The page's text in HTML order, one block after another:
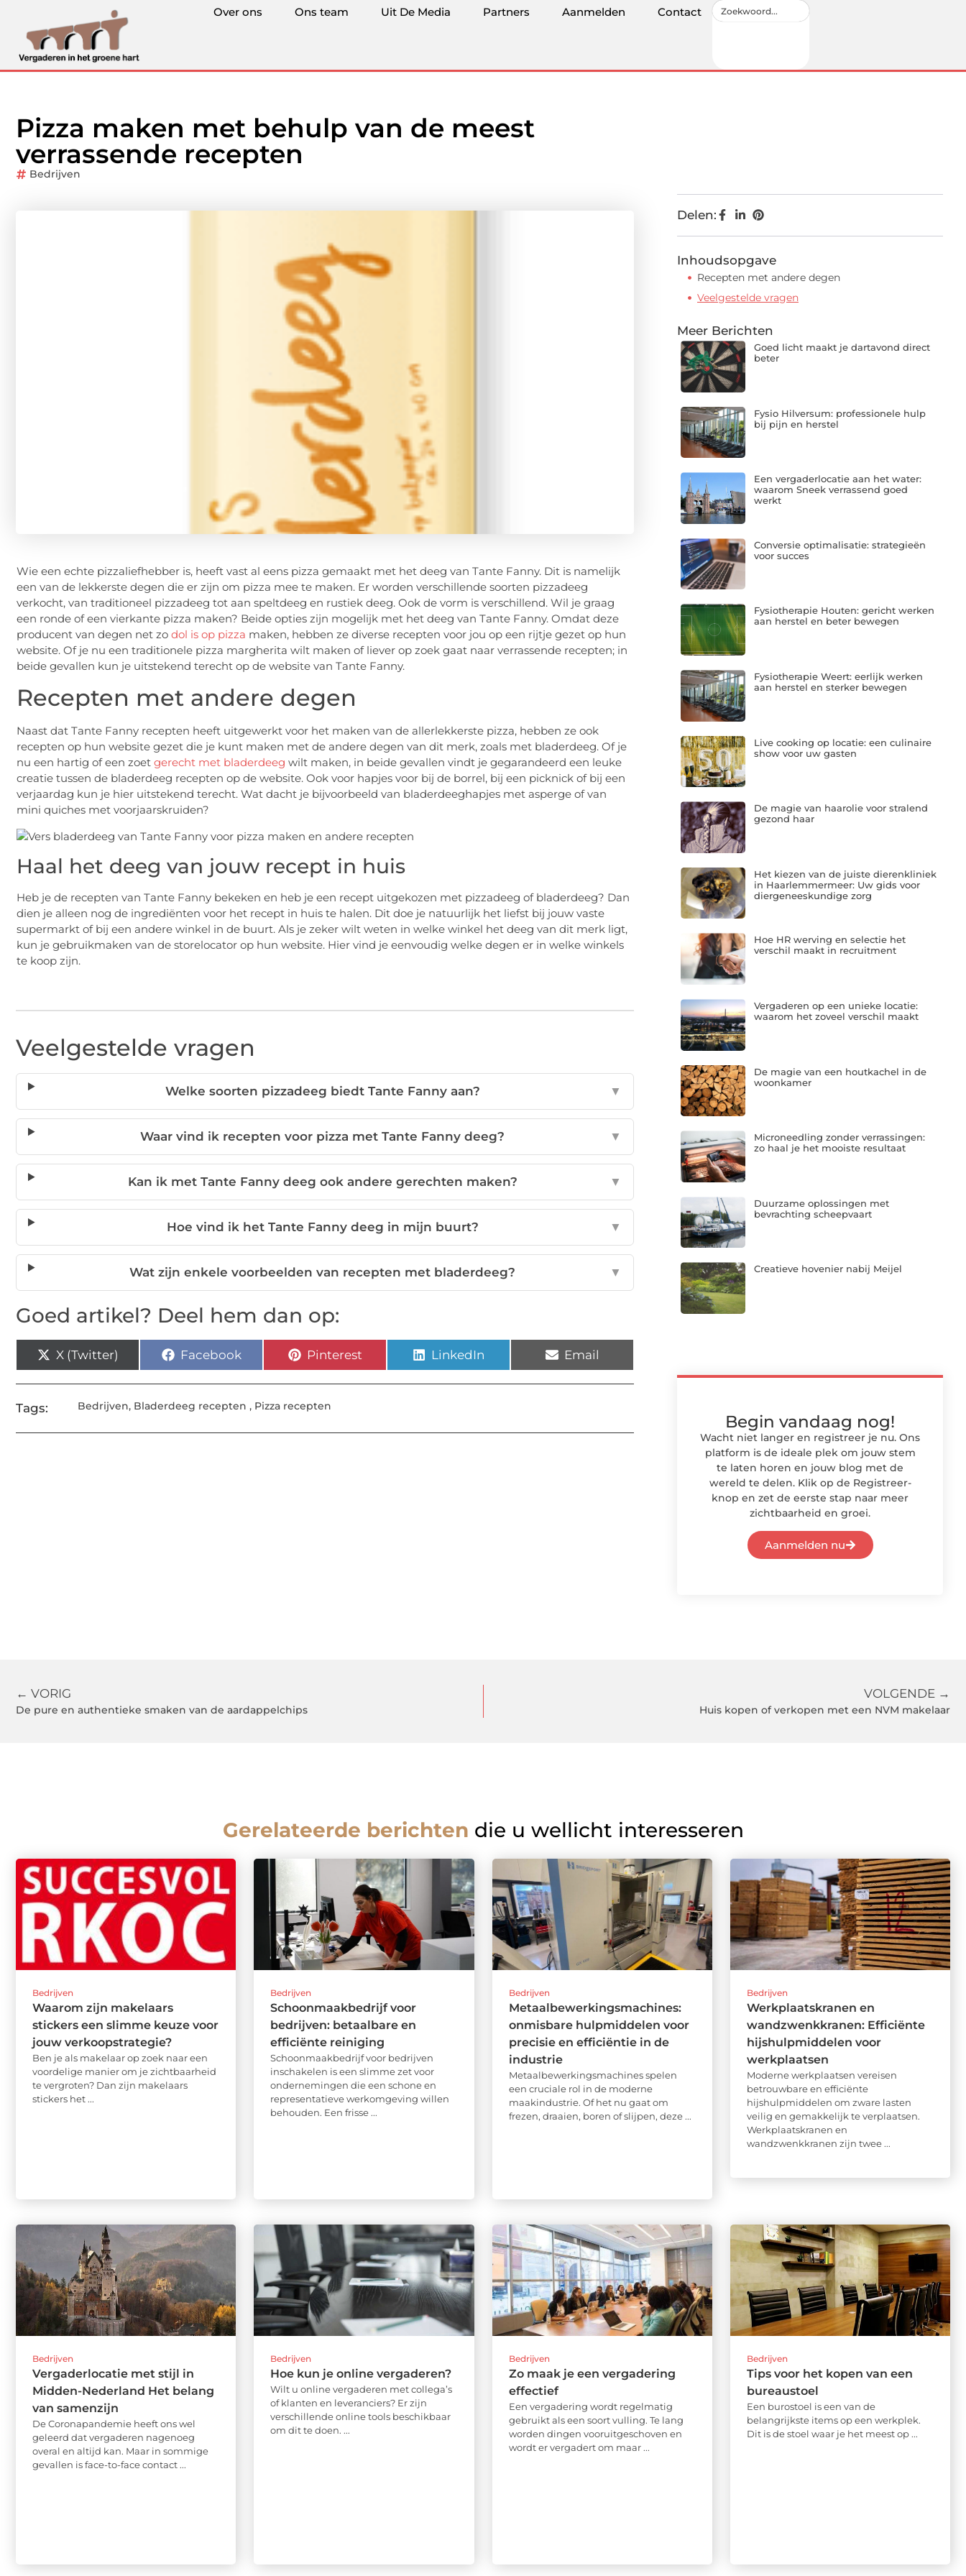
Over ons Ons team Uit De Media Partners Aanmelden Contact
Pizza maken met behulp van de meest
verrassende recepten
Bedrijven
Wie een echte pizzaliefhebber is, heeft vast al eens pizza gemaakt met het deeg van Tante Fanny. Dit is namelijk
een van de lekkerste degen die er zijn om pizza mee te maken. Er worden verschillende soorten pizzadeeg
verkocht, van traditioneel pizzadeeg tot aan speltdeeg en rustiek deeg. Ook de vorm is verschillend. Wil je graag
een ronde of een vierkante pizza maken? Beide opties zijn mogelijk met het deeg van Tante Fanny. Omdat deze
producent van degen net zo dol is op pizza maken, hebben ze diverse recepten voor jou op een rijtje gezet op hun
website. Of je nu een traditionele pizza margherita wilt maken of liever op zoek gaat naar verrassende recepten; in
beide gevallen kun je uitstekend terecht op de website van Tante Fanny.
Recepten met andere degen
Naast dat Tante Fanny recepten heeft uitgewerkt voor het maken van de allerlekkerste pizza, hebben ze ook
recepten op hun website gezet die je kunt maken met de andere degen van dit merk, zoals met bladerdeeg. Of je
nu een hartig of een zoet gerecht met bladerdeeg wilt maken, in beide gevallen vindt je gegarandeerd een leuke
creatie tussen de bladerdeeg recepten op de website. Ook voor hapjes voor bij de borrel, bij een picknick of bij een
verjaardag kun je hier uitstekend terecht. Wat dacht je bijvoorbeeld van bladerdeeghapjes met asperge of van
mini quiches met voorjaarskruiden?
Haal het deeg van jouw recept in huis
Heb je de recepten van Tante Fanny bekeken en heb je een recept uitgekozen met pizzadeeg of bladerdeeg? Dan
dien je alleen nog de ingrediënten voor het recept in huis te halen. Dit doe je natuurlijk het liefst bij jouw vaste
supermarkt of bij een andere winkel in de buurt. Als je zeker wilt weten in welke winkel het deeg van dit merk ligt,
kun je gebruikmaken van de storelocator op hun website. Hier vind je eenvoudig welke degen er in welke winkels
te koop zijn.
Veelgestelde vragen
Welke soorten pizzadeeg biedt Tante Fanny aan? ▼
Waar vind ik recepten voor pizza met Tante Fanny deeg? ▼
Kan ik met Tante Fanny deeg ook andere gerechten maken? ▼
Hoe vind ik het Tante Fanny deeg in mijn buurt? ▼
Wat zijn enkele voorbeelden van recepten met bladerdeeg? ▼
Goed artikel? Deel hem dan op:
X (Twitter) Facebook Pinterest LinkedIn Email
Tags: Bedrijven, Bladerdeeg recepten , Pizza recepten
Delen:
Inhoudsopgave
Recepten met andere degen
Veelgestelde vragen
Meer Berichten
Goed licht maakt je dartavond direct
beter
Fysio Hilversum: professionele hulp
bij pijn en herstel
Een vergaderlocatie aan het water:
waarom Sneek verrassend goed
werkt
Conversie optimalisatie: strategieën
voor succes
Fysiotherapie Houten: gericht werken
aan herstel en beter bewegen
Fysiotherapie Weert: eerlijk werken
aan herstel en sterker bewegen
Live cooking op locatie: een culinaire
show voor uw gasten
De magie van haarolie voor stralend
gezond haar
Het kiezen van de juiste dierenkliniek
in Haarlemmermeer: Uw gids voor
diergeneeskundige zorg
Hoe HR werving en selectie het
verschil maakt in recruitment
Vergaderen op een unieke locatie:
waarom het zoveel verschil maakt
De magie van een houtkachel in de
woonkamer
Microneedling zonder verrassingen:
zo haal je het mooiste resultaat
Duurzame oplossingen met
bevrachting scheepvaart
Creatieve hovenier nabij Meijel
Begin vandaag nog!
Wacht niet langer en registreer je nu. Ons
platform is de ideale plek om jouw stem
te laten horen en jouw blog met de
wereld te delen. Klik op de Registreer-
knop en zet de eerste stap naar meer
zichtbaarheid en groei.
Aanmelden nu
← VORIG
De pure en authentieke smaken van de aardappelchips
VOLGENDE →
Huis kopen of verkopen met een NVM makelaar
Gerelateerde berichten die u wellicht interesseren
Bedrijven
Waarom zijn makelaars
stickers een slimme keuze voor
jouw verkoopstrategie?
Ben je als makelaar op zoek naar een
voordelige manier om je zichtbaarheid
te vergroten? Dan zijn makelaars
stickers het ...
Bedrijven
Schoonmaakbedrijf voor
bedrijven: betaalbare en
efficiënte reiniging
Schoonmaakbedrijf voor bedrijven
inschakelen is een slimme zet voor
ondernemingen die een schone en
representatieve werkomgeving willen
behouden. Een frisse ...
Bedrijven
Metaalbewerkingsmachines:
onmisbare hulpmiddelen voor
precisie en efficiëntie in de
industrie
Metaalbewerkingsmachines spelen
een cruciale rol in de moderne
maakindustrie. Of het nu gaat om
frezen, draaien, boren of slijpen, deze ...
Bedrijven
Werkplaatskranen en
wandzwenkkranen: Efficiënte
hijshulpmiddelen voor
werkplaatsen
Moderne werkplaatsen vereisen
betrouwbare en efficiënte
hijshulpmiddelen om zware lasten
veilig en gemakkelijk te verplaatsen.
Werkplaatskranen en
wandzwenkkranen zijn twee ...
Bedrijven
Vergaderlocatie met stijl in
Midden-Nederland Het belang
van samenzijn
De Coronapandemie heeft ons wel
geleerd dat vergaderen nagenoeg
overal en altijd kan. Maar in sommige
gevallen is face-to-face contact ...
Bedrijven
Hoe kun je online vergaderen?
Wilt u online vergaderen met collega’s
of klanten en leveranciers? Er zijn
verschillende online tools beschikbaar
om dit te doen. ...
Bedrijven
Zo maak je een vergadering
effectief
Een vergadering wordt regelmatig
gebruikt als een soort vulling. Te lang
worden dingen vooruitgeschoven en
wordt er vergadert om maar ...
Bedrijven
Tips voor het kopen van een
bureaustoel
Een burostoel is een van de
belangrijkste items op een werkplek.
Dit is de stoel waar je het meest op ...